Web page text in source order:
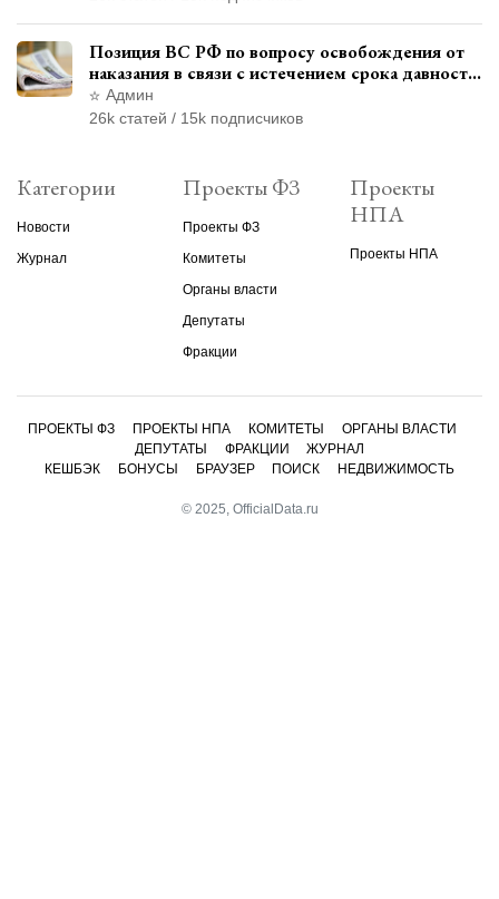
Позиция ВС РФ по вопросу освобождения от
наказания в связи с истечением срока давности
уголовного преследования
Админ
26k статей / 15k подписчиков
Категории
Новости
Журнал
Проекты ФЗ
Проекты ФЗ
Комитеты
Органы власти
Депутаты
Фракции
Проекты
НПА
Проекты НПА
ПРОЕКТЫ ФЗ ПРОЕКТЫ НПА КОМИТЕТЫ
ОРГАНЫ ВЛАСТИ
ДЕПУТАТЫ
ФРАКЦИИ
ЖУРНАЛ
КЕШБЭК
БОНУСЫ БРАУЗЕР ПОИСК НЕДВИЖИМОСТЬ
© 2025, OfficialData.ru